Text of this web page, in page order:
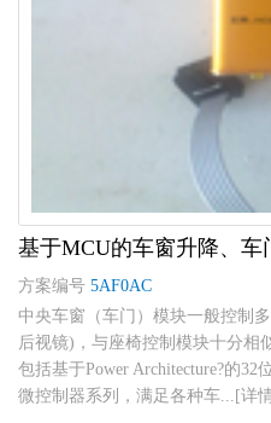
基于MCU的车窗升降、车
方案编号 5AF0AC
中央车窗（车门）模块一般控制
后视镜)，与座椅控制模块十分相
包括基于Power Architecture?的32
微控制器系列，满足各种车...[详